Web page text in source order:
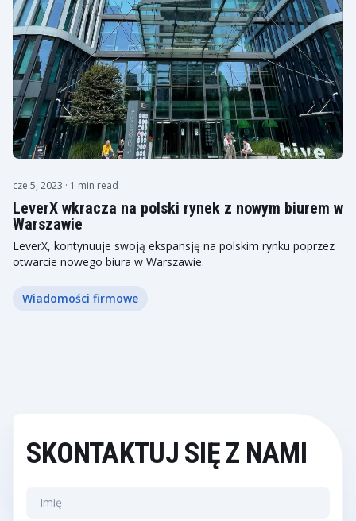
cze 5, 2023 · 1 min read
LeverX wkracza na polski rynek z nowym biurem w
Warszawie
LeverX, kontynuuje swoją ekspansję na polskim rynku poprzez
otwarcie nowego biura w Warszawie.
Wiadomości firmowe
SKONTAKTUJ SIĘ Z NAMI